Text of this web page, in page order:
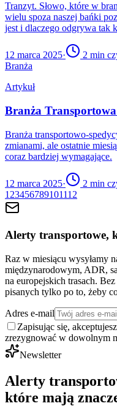
Tranzyt. Słowo, które w
wielu spoza naszej bańki
jest i dlaczego odgrywa tak
12 marca 2025· 2 min
Branża
Artykuł
Branża
Branża transportowo-
zmianami, ale ostatnie
coraz bardziej wymagające.
12 marca 2025· 2 min
1 23456789101112
Alerty transportowe,
Raz w miesiącu wysyłamy
międzynarodowym, ADR,
na europejskich trasach.
pisanych tylko po to, żeby
Adres e-mail
Zapisując się, akceptujesz
zrezygnować w dowolnym
Newsletter
Alerty
które mają